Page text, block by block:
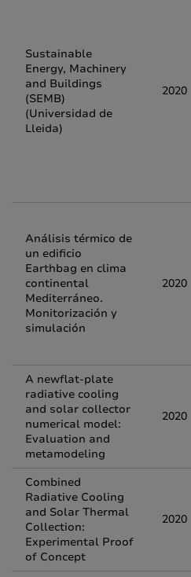
Sustainable
Energy, Machinery
and Buildings
(SEMB)
(Universidad de
Lleida)
2020
Análisis térmico de
un edificio
Earthbag en clima
continental
Mediterráneo.
Monitorización y
simulación
2020
A newflat-plate
radiative cooling
and solar collector
numerical model:
Evaluation and
metamodeling
2020
Combined
Radiative Cooling
and Solar Thermal
Collection:
Experimental Proof
of Concept
2020